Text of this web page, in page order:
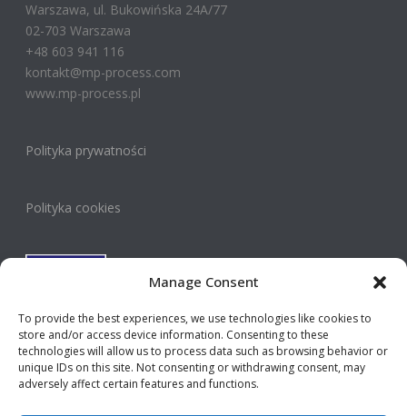
Manage Consent
To provide the best experiences, we use technologies like cookies to
store and/or access device information. Consenting to these
technologies will allow us to process data such as browsing behavior or
unique IDs on this site. Not consenting or withdrawing consent, may
adversely affect certain features and functions.
Warszawa, ul. Bukowińska 24A/77
02-703 Warszawa
+48 603 941 116
kontakt@mp-process.com
www.mp-process.pl
Polityka prywatności
Polityka cookies
Privacy Policy